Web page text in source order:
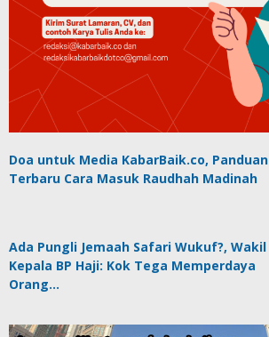
Doa untuk Media KabarBaik.co, Panduan
Terbaru Cara Masuk Raudhah Madinah
Ada Pungli Jemaah Safari Wukuf?, Wakil
Kepala BP Haji: Kok Tega Memperdaya
Orang…